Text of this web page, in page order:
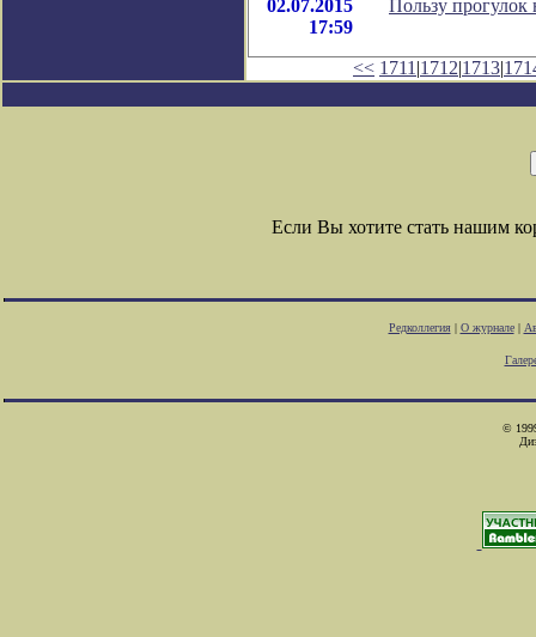
02.07.2015
17:59
Пользу прогулок
<< 1711 |1712|1713|
Если Вы хотите стать нашим
Редколлегия| О журнале|
©